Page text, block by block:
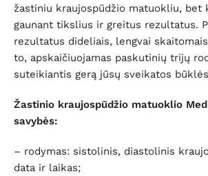
žastiniu kraujospūdžio matuokliu, bet
gaunant tikslius ir greitus rezultatus.
rezultatus dideliais, lengvai
to, apskaičiuojamas paskutinių trijų
suteikiantis gerą jūsų sveikatos
Žastinio kraujospūdžio matuoklio
savybės:
– rodymas: sistolinis, diastolinis
data ir laikas;